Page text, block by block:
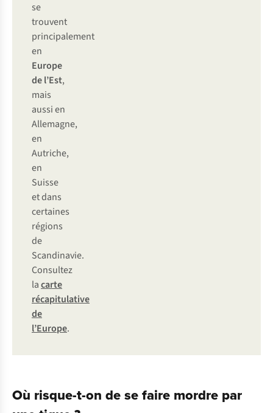
se
trouvent
principalement
en
Europe
de l’Est,
mais
aussi en
Allemagne,
en
Autriche,
en
Suisse
et dans
certaines
régions
de
Scandinavie.
Consultez
lacarte
récapitulative
de
l’Europe.
Où risque-t-on de se faire mordre par